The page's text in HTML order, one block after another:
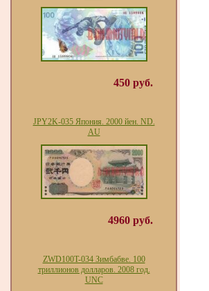
450 руб.
JPY2K-035 Япония. 2000 йен. ND.
AU
4960 руб.
ZWD100T-034 Зимбабве. 100
триллионов долларов. 2008 год.
UNC